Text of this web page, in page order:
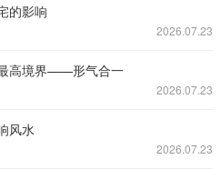
的影响
2026.07.23
高境界——形气合一
2026.07.23
风水
2026.07.23